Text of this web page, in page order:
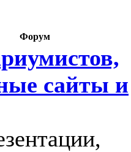
Форум
сайты и